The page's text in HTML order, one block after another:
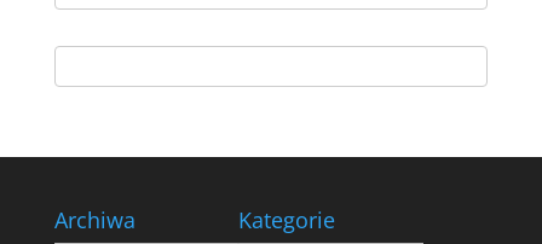
Archiwa Kategorie